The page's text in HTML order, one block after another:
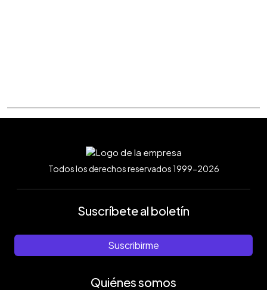
Todos los derechos reservados 1999-2026
Suscríbete al boletín
Suscribirme
Quiénes somos